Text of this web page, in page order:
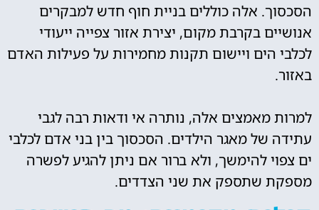
הסכסוך. אלה כוללים בניית חוף חדש למבקרים
אנושיים בקרבת מקום, יצירת אזור צפייה ייעודי
לכלבי הים ויישום תקנות מחמירות על פעילות האדם
באזור.
למרות מאמצים אלה, נותרה אי ודאות רבה לגבי
עתידה של מאגר הילדים. הסכסוך בין בני אדם לכלבי
ים צפוי להימשך, ולא ברור אם ניתן להגיע לפשרה
מספקת שתספק את שני הצדדים.